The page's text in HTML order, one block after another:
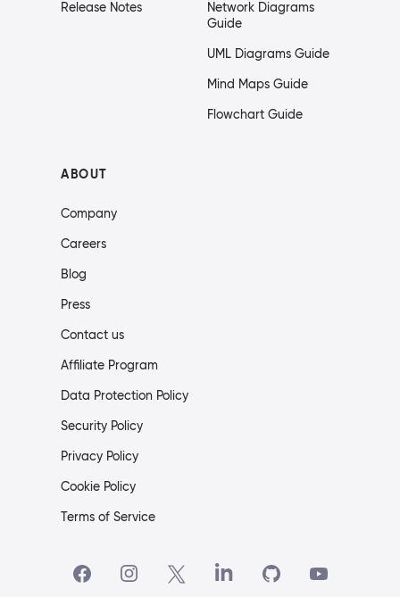
Release Notes
Network Diagrams
Guide
UML Diagrams Guide
Mind Maps Guide
Flowchart Guide
ABOUT
Company
Careers
Blog
Press
Contact us
Affiliate Program
Data Protection Policy
Security Policy
Privacy Policy
Cookie Policy
Terms of Service